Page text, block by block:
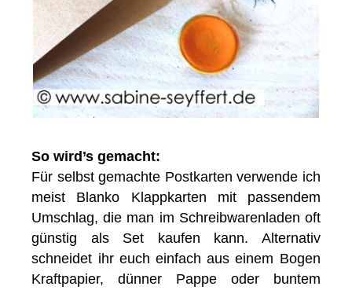
So wird’s gemacht:
Für selbst gemachte Postkarten verwende ich
meist Blanko Klappkarten mit passendem
Umschlag, die man im Schreibwarenladen oft
günstig als Set kaufen kann. Alternativ
schneidet ihr euch einfach aus einem Bogen
Kraftpapier, dünner Pappe oder buntem